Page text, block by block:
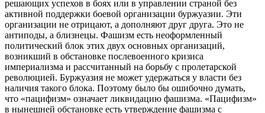
решающих успехов в боях или в управлении страной без
активной поддержки боевой организации буржуазии. Эти
организации не отрицают, а дополняют друг друга. Это не
антиподы, а близнецы. Фашизм есть неоформленный
политический блок этих двух основных организаций,
возникший в обстановке послевоенного кризиса
империализма и рассчитанный на борьбу с пролетарской
революцией. Буржуазия не может удержаться у власти без
наличия такого блока. Поэтому было бы ошибочно думать,
что «пацифизм» означает ликвидацию фашизма. «Пацифизм»
в нынешней обстановке есть утверждение фашизма с